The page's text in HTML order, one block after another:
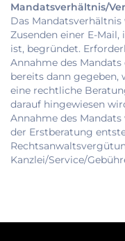
Mandatsverhältnis/
Das
Zusenden einer E-
ist, begründet.
Annahme des
bereits dann gegeben,
eine rechtliche
darauf hingewiesen
Annahme des
der Erstberatung
Kanzlei/Service/